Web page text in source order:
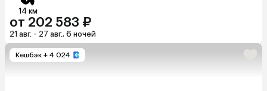
14 км
от 202 583 ₽
21 авг. - 27 авг., 6 ночей
Кешбэк + 4 024